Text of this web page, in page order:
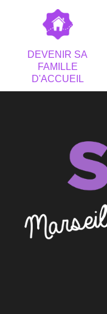
DEVENIR SA
FAMILLE
D'ACCUEIL